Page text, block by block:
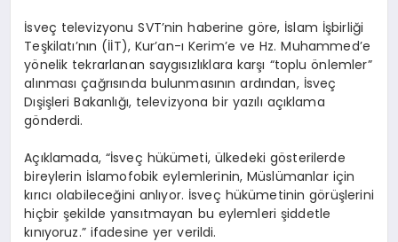
İsveç televizyonu SVT’nin haberine göre, İslam İşbirliği
Teşkilatı’nın (İİT), Kur’an-ı Kerim’e ve Hz. Muhammed’e
yönelik tekrarlanan saygısızlıklara karşı “toplu önlemler”
alınması çağrısında bulunmasının ardından, İsveç
Dışişleri Bakanlığı, televizyona bir yazılı açıklama
gönderdi.
Açıklamada, “İsveç hükümeti, ülkedeki gösterilerde
bireylerin İslamofobik eylemlerinin, Müslümanlar için
kırıcı olabileceğini anlıyor. İsveç hükümetinin görüşlerini
hiçbir şekilde yansıtmayan bu eylemleri şiddetle
kınıyoruz.” ifadesine yer verildi.